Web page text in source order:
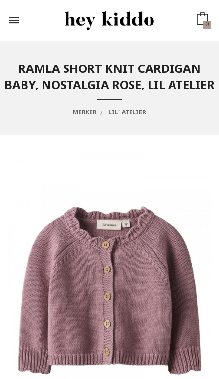
innholdet
0
RAMLA SHORT KNIT CARDIGAN
BABY, NOSTALGIA ROSE, LIL ATELIER
MERKER LIL´ ATELIER